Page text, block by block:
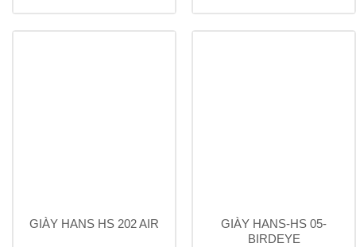
GIÀY HANS HS 202 AIR
GIÀY HANS-HS 05-
BIRDEYE